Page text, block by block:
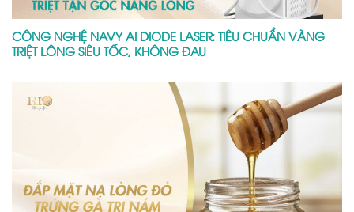
CÔNG NGHỆ NAVY AI DIODE LASER: TIÊU CHUẨN VÀNG
TRIỆT LÔNG SIÊU TỐC, KHÔNG ĐAU